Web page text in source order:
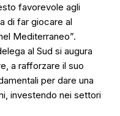
favorevole agli
di far giocare al
Mediterraneo”.
al Sud si augura
a rafforzare il suo
per dare una
investendo nei settori